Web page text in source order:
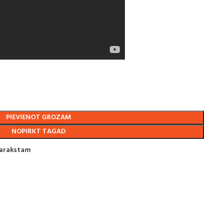
PIEVIENOT GROZAM
NOPIRKT TAGAD